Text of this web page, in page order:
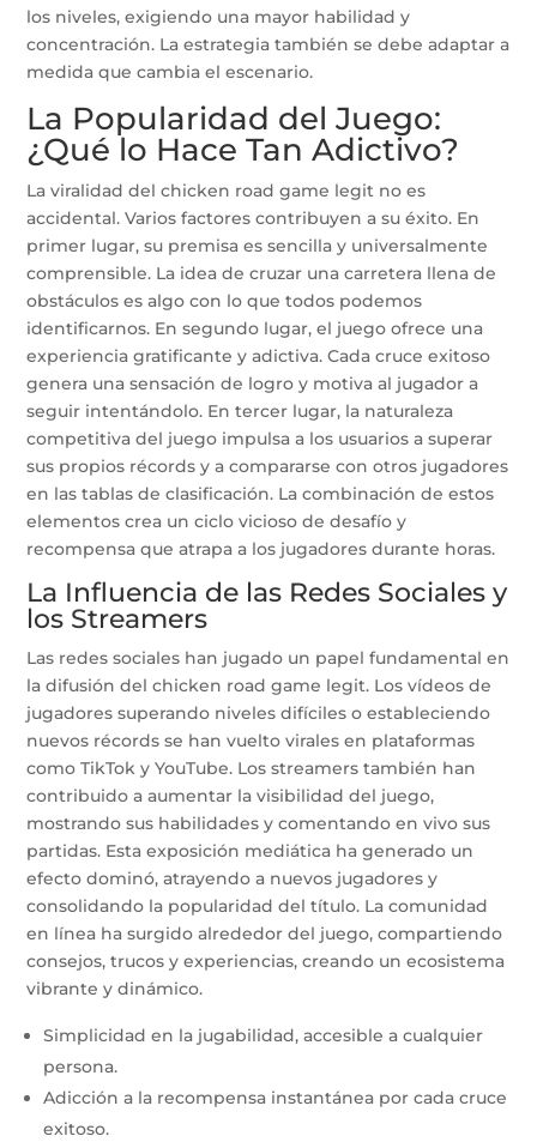
los niveles, exigiendo una mayor habilidad y
concentración. La estrategia también se debe adaptar a
medida que cambia el escenario.
La Popularidad del Juego:
¿Qué lo Hace Tan Adictivo?
La viralidad del chicken road game legit no es
accidental. Varios factores contribuyen a su éxito. En
primer lugar, su premisa es sencilla y universalmente
comprensible. La idea de cruzar una carretera llena de
obstáculos es algo con lo que todos podemos
identificarnos. En segundo lugar, el juego ofrece una
experiencia gratificante y adictiva. Cada cruce exitoso
genera una sensación de logro y motiva al jugador a
seguir intentándolo. En tercer lugar, la naturaleza
competitiva del juego impulsa a los usuarios a superar
sus propios récords y a compararse con otros jugadores
en las tablas de clasificación. La combinación de estos
elementos crea un ciclo vicioso de desafío y
recompensa que atrapa a los jugadores durante horas.
La Influencia de las Redes Sociales y
los Streamers
Las redes sociales han jugado un papel fundamental en
la difusión del chicken road game legit. Los vídeos de
jugadores superando niveles difíciles o estableciendo
nuevos récords se han vuelto virales en plataformas
como TikTok y YouTube. Los streamers también han
contribuido a aumentar la visibilidad del juego,
mostrando sus habilidades y comentando en vivo sus
partidas. Esta exposición mediática ha generado un
efecto dominó, atrayendo a nuevos jugadores y
consolidando la popularidad del título. La comunidad
en línea ha surgido alrededor del juego, compartiendo
consejos, trucos y experiencias, creando un ecosistema
vibrante y dinámico.
Simplicidad en la jugabilidad, accesible a cualquier
persona.
Adicción a la recompensa instantánea por cada cruce
exitoso.